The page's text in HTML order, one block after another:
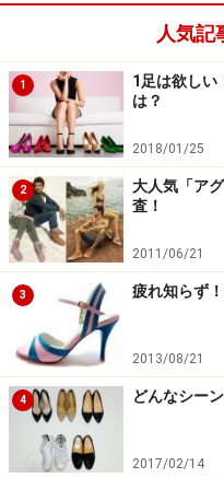
人気記
1
1足は欲しい
は？
2018/01/25
2
大人気「ア
査！
2011/06/21
3 疲れ知らず
2013/08/21
4 どんなシー
2017/02/14